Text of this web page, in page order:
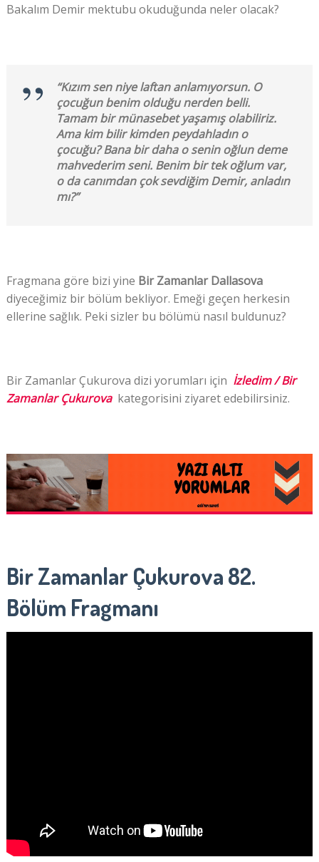
Bakalım Demir mektubu okuduğunda neler olacak?
“Kızım sen niye laftan anlamıyorsun. O
çocuğun benim olduğu nerden belli.
Tamam bir münasebet yaşamış olabiliriz.
Ama kim bilir kimden peydahladın o
çocuğu? Bana bir daha o senin oğlun deme
mahvederim seni. Benim bir tek oğlum var,
o da canımdan çok sevdiğim Demir, anladın
mı?”
Fragmana göre bizi yine Bir Zamanlar Dallasova
diyeceğimiz bir bölüm bekliyor. Emeği geçen herkesin
ellerine sağlık. Peki sizler bu bölümü nasıl buldunuz?
Bir Zamanlar Çukurova dizi yorumları için İzledim / Bir
Zamanlar Çukurova kategorisini ziyaret edebilirsiniz.
Bir Zamanlar Çukurova 82.
Bölüm Fragmanı